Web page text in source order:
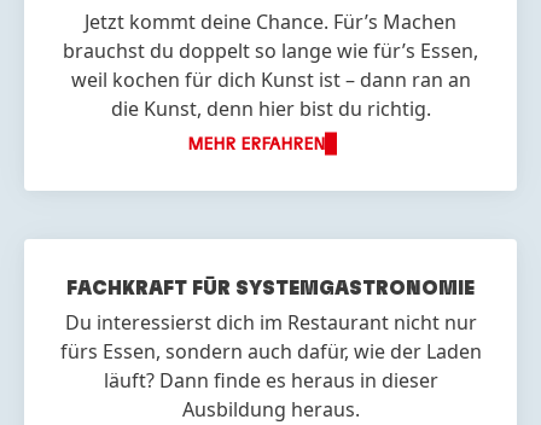
Jetzt kommt deine Chance. Für’s Machen
brauchst du doppelt so lange wie für’s Essen,
weil kochen für dich Kunst ist – dann ran an
die Kunst, denn hier bist du richtig.
MEHR ERFAHREN
FACHKRAFT FÜR SYSTEM GASTRONOMIE
Du interessierst dich im Restaurant nicht nur
fürs Essen, sondern auch dafür, wie der Laden
läuft? Dann finde es heraus in dieser
Ausbildung heraus.